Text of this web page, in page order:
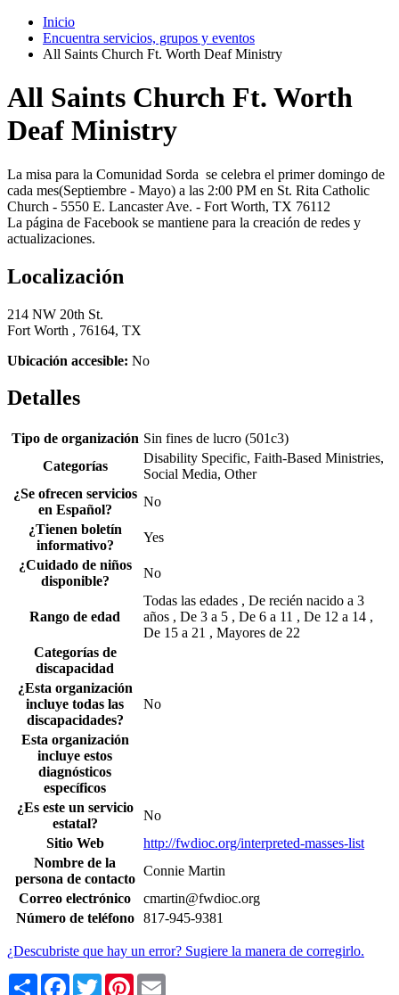
Inicio
Encuentra servicios, grupos y eventos
All Saints Church Ft. Worth Deaf Ministry
All Saints Church Ft. Worth
Deaf Ministry
La misa para la Comunidad Sorda se celebra el primer domingo de
cada mes(Septiembre - Mayo) a las 2:00 PM en St. Rita Catholic
Church - 5550 E. Lancaster Ave. - Fort Worth, TX 76112
La página de Facebook se mantiene para la creación de redes y
actualizaciones.
Localización
214 NW 20th St.
Fort Worth , 76164, TX
Ubicación accesible: No
Detalles
Tipo de organización Sin fines de lucro (501c3)
Categorías
Disability Specific, Faith-Based Ministries,
Social Media, Other
¿Se ofrecen servicios
en Español?
No
¿Tienen boletín
informativo?
Yes
¿Cuidado de niños
disponible?
No
Rango de edad
Todas las edades , De recién nacido a 3
años , De 3 a 5 , De 6 a 11 , De 12 a 14 ,
De 15 a 21 , Mayores de 22
Categorías de
discapacidad
¿Esta organización
incluye todas las
discapacidades?
No
Esta organización
incluye estos
diagnósticos
específicos
¿Es este un servicio
estatal?
No
Sitio Web
http://fwdioc.org/interpreted-masses-list
Nombre de la
persona de contacto
Connie Martin
Correo electrónico
cmartin@fwdioc.org
Número de teléfono
817-945-9381
¿Descubriste que hay un error? Sugiere la manera de corregirlo.
Share Facebook
TwitterPinterest